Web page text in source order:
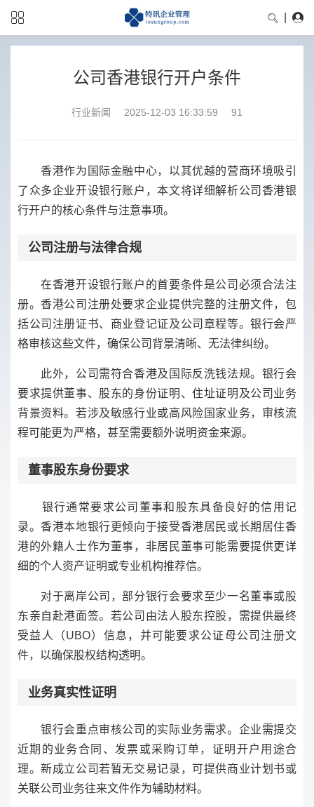
公司香港银行开户条件
行业新闻 2025-12-03 16:33:59 91
香港作为国际金融中心，以其优越的营商环境吸引
了众多企业开设银行账户，本文将详细解析公司香港银
行开户的核心条件与注意事项。
公司注册与法律合规
在香港开设银行账户的首要条件是公司必须合法注
册。香港公司注册处要求企业提供完整的注册文件，包
括公司注册证书、商业登记证及公司章程等。银行会严
格审核这些文件，确保公司背景清晰、无法律纠纷。
此外，公司需符合香港及国际反洗钱法规。银行会
要求提供董事、股东的身份证明、住址证明及公司业务
背景资料。若涉及敏感行业或高风险国家业务，审核流
程可能更为严格，甚至需要额外说明资金来源。
董事股东身份要求
银行通常要求公司董事和股东具备良好的信用记
录。香港本地银行更倾向于接受香港居民或长期居住香
港的外籍人士作为董事，非居民董事可能需要提供更详
细的个人资产证明或专业机构推荐信。
对于离岸公司，部分银行会要求至少一名董事或股
东亲自赴港面签。若公司由法人股东控股，需提供最终
受益人（UBO）信息，并可能要求公证母公司注册文
件，以确保股权结构透明。
业务真实性证明
银行会重点审核公司的实际业务需求。企业需提交
近期的业务合同、发票或采购订单，证明开户用途合
理。新成立公司若暂无交易记录，可提供商业计划书或
关联公司业务往来文件作为辅助材料。